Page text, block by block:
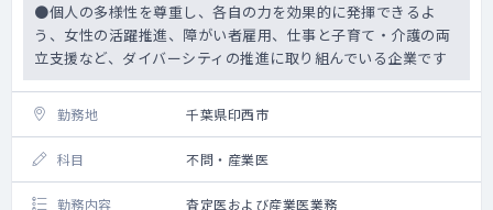
●個人の多様性を尊重し、各自の力を効果的に発揮できるよ
う、女性の活躍推進、障がい者雇用、仕事と子育て・介護の両
立支援など、ダイバーシティの推進に取り組んでいる企業です
勤務地 千葉県印西市
科目 不問・産業医
勤務内容 査定医および産業医業務